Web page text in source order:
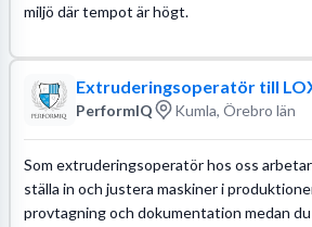
miljö där tempot är högt.
Extruderingsoperatör till
PerformIQ Kumla, Örebro län
Som extruderingsoperatör hos oss
ställa in och justera maskiner i
provtagning och dokumentation medan du